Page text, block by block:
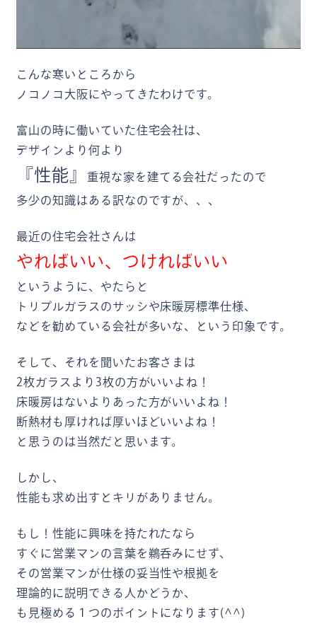
こんな寒いところから
ノコノコ大阪にやってきたわけです。
富山の時に働いていた住宅会社は、
デザインより何より
『性能』 重視な家を建てる会社だったので
多少の知識はある訳なのですが、、、
最近の住宅会社さんは
やればいい、つければいい
というように、やたらと
トリプルガラスのサッシや床暖房標準仕様、
などを勧めている会社が多いな、という印象です。
そして、それを聞いたお客さまは
2枚ガラスより3枚の方がいいよね！
床暖房はないよりあった方がいいよね！
断熱材も厚ければ厚いほどいいよね！
と思うのは当然だと思います。
しかし、
性能も求め出すとキリがありません。
もし！性能に興味を持たれたなら
すぐに営業マンの言葉を鵜呑みにせず、
その営業マンが仕様の妥当性や根拠を
理論的に説明できる人かどうか、
も見極める１つのポイントになります(^^)